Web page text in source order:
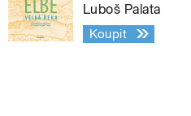
Luboš Palata
Koupit